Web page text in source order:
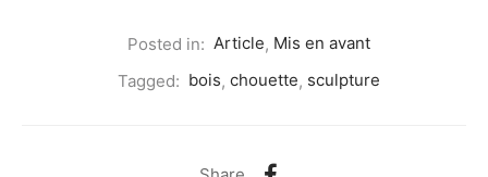
Posted in: Article, Mis en avant
Tagged: bois, chouette, sculpture